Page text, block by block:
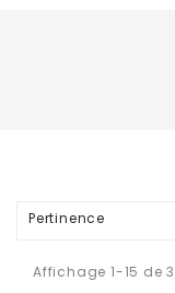
Pertinence
Affichage 1-15 de